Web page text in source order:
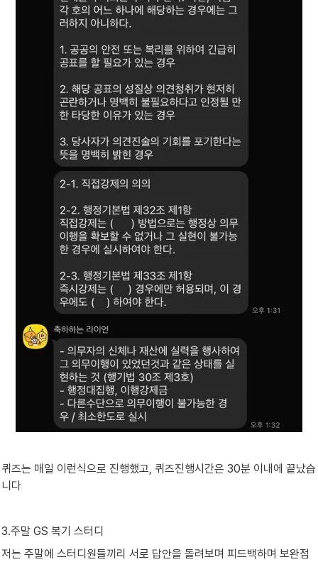
퀴즈는 매일 이런식으로 진행했고, 퀴즈진행시간은 30분 이내에 끝났습
니다
3.주말 GS 복기 스터디
저는 주말에 스터디원들끼리 서로 답안을 돌려보며 피드백하며 보완점